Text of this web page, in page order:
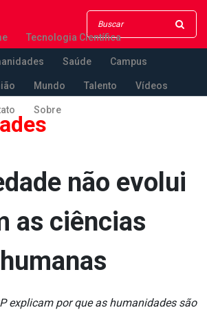
Tecnologia Científica
Saúde Campus
Mundo Talento Vídeos
Sobre
não evolui
as ciências
humanas
explicam por que as humanidades são